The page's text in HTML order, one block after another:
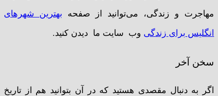
مهاجرت و زندگی، می‌توانید از صفحه بهترین شهرهای
انگلیس برای زندگی وب سایت ما دیدن کنید.
سخن آخر
اگر به دنبال مقصدی هستید که در آن بتوانید هم از تاریخ